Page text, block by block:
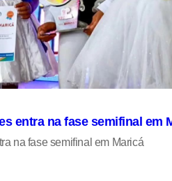
entra na fase semifinal em
na fase semifinal em Maricá